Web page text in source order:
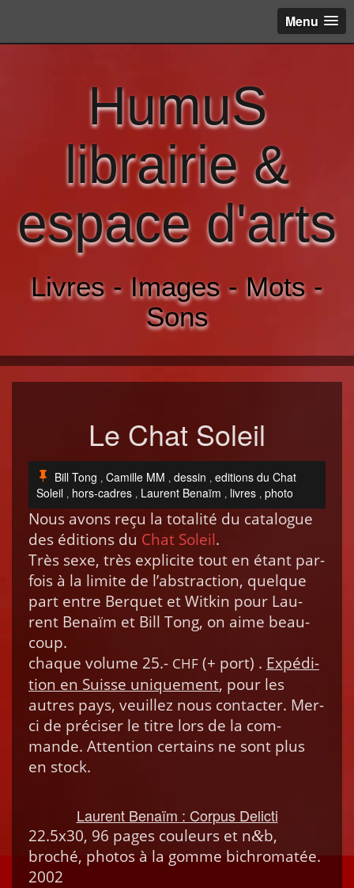
Menu
HumuS
librairie &
espace d'arts
Livres - Images - Mots -
Sons
Le Chat Soleil
Bill Tong , Camille MM , dessin , editions du Chat
Soleil , hors-cadres , Laurent Benaïm , livres , photo
Nous avons reçu la total­ité du cat­a­logue
des édi­tions du Chat Soleil.
Très sexe, très explicite tout en étant par­
fois à la lim­ite de l’ab­strac­tion, quelque
part entre Berquet et Witkin pour Lau­
rent Benaïm et Bill Tong, on aime beau­
coup.
chaque vol­ume 25.- CHF (+ port) . Expédi­
tion en Suisse unique­ment, pour les
autres pays, veuillez nous con­tac­ter. Mer­
ci de pré­cis­er le titre lors de la com­
mande. Atten­tion cer­tains ne sont plus
en stock.
Lau­rent Benaïm : Cor­pus Delicti
22.5x30, 96 pages couleurs et n&b,
broché, pho­tos à la gomme bichro­matée.
2002